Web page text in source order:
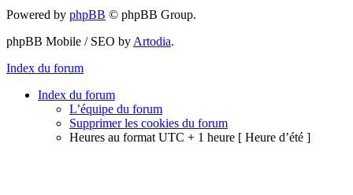
Powered by phpBB © phpBB Group.
phpBB Mobile / SEO by Artodia.
Index du forum
Index du forum
L’équipe du forum
Supprimer les cookies du forum
Heures au format UTC + 1 heure [ Heure d’été ]